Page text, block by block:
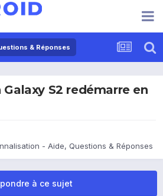
& Réponses
S2 redémarre en
- Aide, Questions & Réponses
à ce sujet